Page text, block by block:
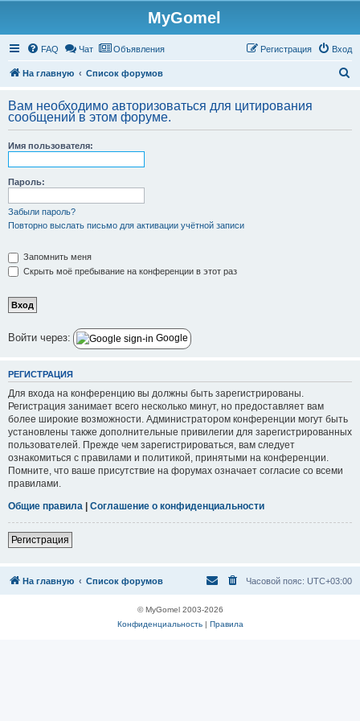
MyGomel
FAQ Чат Объявления Вход
Регистрация
На главную Список форумов
с
Вам необходимо авторизоваться для цитирования
сообщений в этом форуме.
Имя пользователя:
Пароль:
Забыли пароль?
Повторно выслать письмо для активации учётной записи
Запомнить меня
Скрыть моё пребывание на конференции в этот раз
Войти через: Google
РЕГИСТРАЦИЯ
Для входа на конференцию вы должны быть зарегистрированы.
Регистрация занимает всего несколько минут, но предоставляет вам
более широкие возможности. Администратором конференции могут быть
установлены также дополнительные привилегии для зарегистрированных
пользователей. Прежде чем зарегистрироваться, вам следует
ознакомиться с правилами и политикой, принятыми на конференции.
Помните, что ваше присутствие на форумах означает согласие со всеми
правилами.
Общие правила | Соглашение о конфиденциальности
Регистрация
На главную Список форумов Часовой пояс: UTC+03:00
© MyGomel 2003-2026
Конфиденциальность| Правила